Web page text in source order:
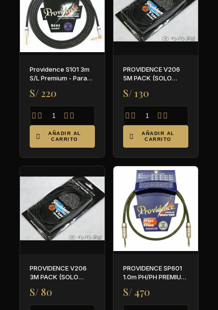
Providence S101 3m
S/L Premium - Para
S/ 220
   

AÑADIR AL
CARRITO
PROVIDENCE V206
5M PACK (SOLO
S/ 130
   

AÑADIR AL
CARRITO
PROVIDENCE V206
3M PACK (SOLO
S/ 80
PROVIDENCE SP601
1.0m PH/PH PREMIUM
S/ 470